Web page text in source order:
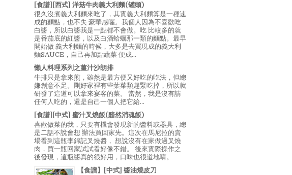
[食譜][西式] 洋菇牛肉義大利麵(罐頭)
很久沒煮義大利麵來吃了，其實義大利麵算是一種速
成的麵點，也不失 豪華感喔。我個人因為不喜歡吃
白醬，所以白醬我是一點都不會做。吃 比較多的就
是番茄底的紅醬，以及白酒蛤蠣那一類的麵點。最早
開始做 義大利麵的時候，大多是去買現成的義大利
麵SAUCE，自己再加點蔬菜 便成...
懶人料理系列之薑汁沙朗排
牛排只是拿來煎，雖然是最方便又好吃的吃法，但總
嫌創意不足。剛好家裡有些葉菜類趕緊吃掉，所以就
研發了這道可以拿來宴客的菜。 當然，我是沒有請
任何人吃的，還是自己一個人把它給...
[食譜][中式] 蜜汁叉燒飯(黯然消魂飯)
喜歡做菜的我，只要有機會發現新的醬料或器具，總
是二話不說會想 辦法買回家先。這次在馬尼拉的賣
場看到這瓶李錦記叉燒醬， 想說沒有在家做過叉燒
肉，買一瓶回家試試看好像不錯。 後來實際操作之
後發現，這瓶醬真的很好用，口味也很道地唷。
【食譜】[中式] 醬油燒皮刀